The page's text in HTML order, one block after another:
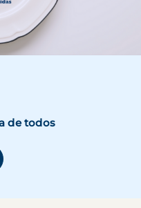
de todos
abre en una ventana